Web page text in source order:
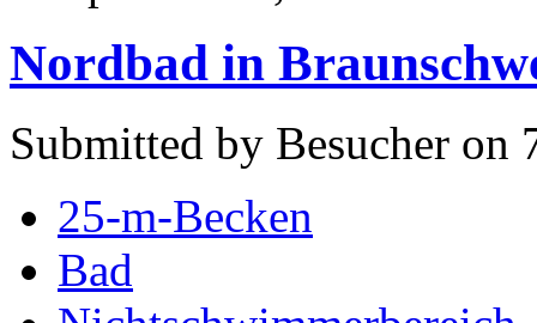
Nordbad in
Submitted by Besucher on
25-m-Becken
Bad